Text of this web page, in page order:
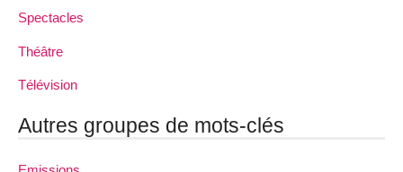
Spectacles
Théâtre
Télévision
Autres groupes de mots-clés